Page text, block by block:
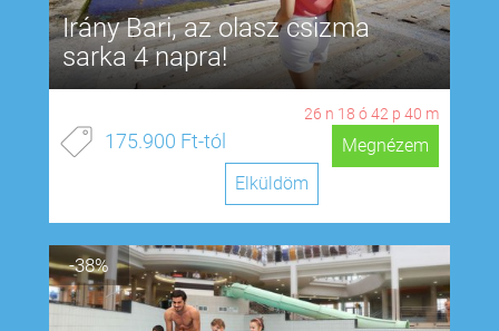
Irány Bari, az olasz csizma
sarka 4 napra!
26 n 18 ó42 p 39 m
175.900 Ft-tól
Megnézem
Elküldöm
-38%